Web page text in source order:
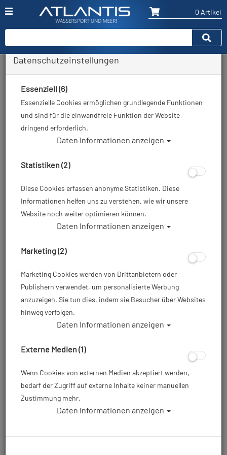
0 Artikel
Zurück
12944 konkaver Boden 12 L lang
359,00 €*
Datenschutzeinstellungen
Essenziell (6)
Essenzielle Cookies ermöglichen grundlegende Funktionen
und sind für die einwandfreie Funktion der Website
dringend erforderlich.
Daten Informationen anzeigen
Statistiken (2)
Diese Cookies erfassen anonyme Statistiken. Diese
Informationen helfen uns zu verstehen, wie wir unsere
Website noch weiter optimieren können.
Daten Informationen anzeigen
Marketing (2)
Marketing Cookies werden von Drittanbietern oder
Publishern verwendet, um personalisierte Werbung
anzuzeigen. Sie tun dies, indem sie Besucher über Websites
hinweg verfolgen.
Daten Informationen anzeigen
Externe Medien (1)
Wenn Cookies von externen Medien akzeptiert werden,
bedarf der Zugriff auf externe Inhalte keiner manuellen
Zustimmung mehr.
Daten Informationen anzeigen